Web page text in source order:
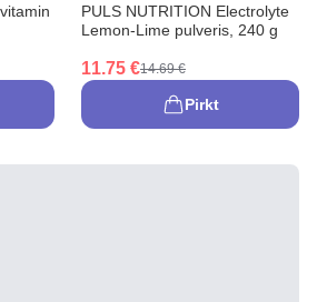
PULS NUTRITION Electrolyte
Lemon-Lime pulveris, 240 g
11.75 €14.69 €
Pirkt